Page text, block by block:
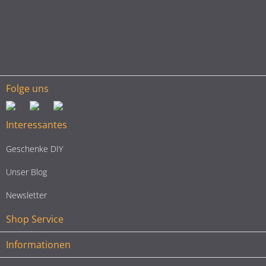
Deine Vorteile
* Alle Preise inkl. gesetzl. Mehrwertsteuer zzgl.